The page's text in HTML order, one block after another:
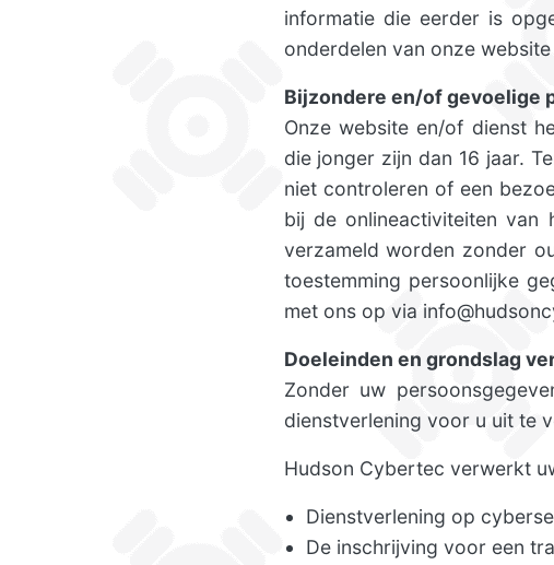
informatie die eerder is
onderdelen van onze
Bijzondere en/of gevoelige
Onze website en/of dienst
die jonger zijn dan 16 jaar.
niet controleren of een
bij de onlineactiviteiten
verzameld worden zonder
toestemming persoonlijke
met ons op via
Doeleinden en grondslag
Zonder uw
dienstverlening voor u uit te
Hudson Cybertec verwerkt
Dienstverlening op
De inschrijving voor een